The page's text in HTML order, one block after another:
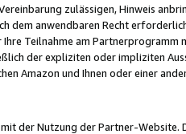
zulässigen, Hinweis
dem anwendbaren Recht
Teilnahme am Partnerprogramm
der expliziten oder impliziten
Amazon und Ihnen oder einer
der Nutzung der Partner-Website.